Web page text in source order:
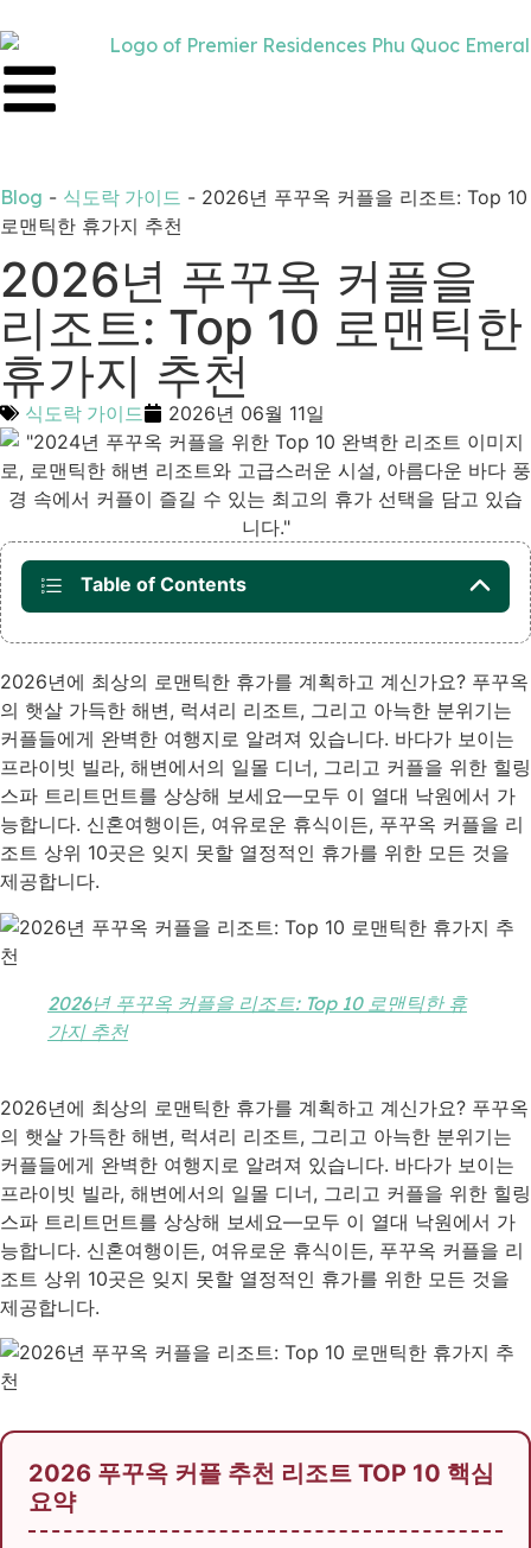
Blog - 식도락 가이드 - 2026년 푸꾸옥 커플을 리조트: Top 10
로맨틱한 휴가지 추천
2026년 푸꾸옥 커플을
리조트: Top 10 로맨틱한
휴가지 추천
식도락 가이드 2026년 06월 11일
Table of Contents
2026년에 최상의 로맨틱한 휴가를 계획하고 계신가요? 푸꾸옥
의 햇살 가득한 해변, 럭셔리 리조트, 그리고 아늑한 분위기는
커플들에게 완벽한 여행지로 알려져 있습니다. 바다가 보이는
프라이빗 빌라, 해변에서의 일몰 디너, 그리고 커플을 위한 힐링
스파 트리트먼트를 상상해 보세요—모두 이 열대 낙원에서 가
능합니다. 신혼여행이든, 여유로운 휴식이든, 푸꾸옥 커플을 리
조트 상위 10곳은 잊지 못할 열정적인 휴가를 위한 모든 것을
제공합니다.
2026년 푸꾸옥 커플을 리조트: Top 10 로맨틱한 휴
가지 추천
2026년에 최상의 로맨틱한 휴가를 계획하고 계신가요? 푸꾸옥
의 햇살 가득한 해변, 럭셔리 리조트, 그리고 아늑한 분위기는
커플들에게 완벽한 여행지로 알려져 있습니다. 바다가 보이는
프라이빗 빌라, 해변에서의 일몰 디너, 그리고 커플을 위한 힐링
스파 트리트먼트를 상상해 보세요—모두 이 열대 낙원에서 가
능합니다. 신혼여행이든, 여유로운 휴식이든, 푸꾸옥 커플을 리
조트 상위 10곳은 잊지 못할 열정적인 휴가를 위한 모든 것을
제공합니다.
2026 푸꾸옥 커플 추천 리조트 TOP 10 핵심
요약